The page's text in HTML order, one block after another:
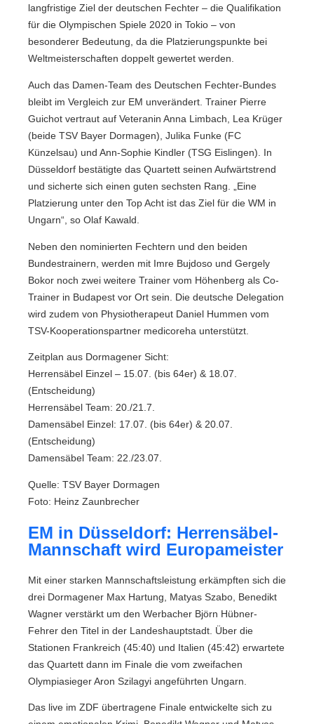
langfristige Ziel der deutschen Fechter – die Qualifikation
für die Olympischen Spiele 2020 in Tokio – von
besonderer Bedeutung, da die Platzierungspunkte bei
Weltmeisterschaften doppelt gewertet werden.
Auch das Damen-Team des Deutschen Fechter-Bundes
bleibt im Vergleich zur EM unverändert. Trainer Pierre
Guichot vertraut auf Veteranin Anna Limbach, Lea Krüger
(beide TSV Bayer Dormagen), Julika Funke (FC
Künzelsau) und Ann-Sophie Kindler (TSG Eislingen). In
Düsseldorf bestätigte das Quartett seinen Aufwärtstrend
und sicherte sich einen guten sechsten Rang. „Eine
Platzierung unter den Top Acht ist das Ziel für die WM in
Ungarn“, so Olaf Kawald.
Neben den nominierten Fechtern und den beiden
Bundestrainern, werden mit Imre Bujdoso und Gergely
Bokor noch zwei weitere Trainer vom Höhenberg als Co-
Trainer in Budapest vor Ort sein. Die deutsche Delegation
wird zudem von Physiotherapeut Daniel Hummen vom
TSV-Kooperationspartner medicoreha unterstützt.
Zeitplan aus Dormagener Sicht:
Herrensäbel Einzel – 15.07. (bis 64er) & 18.07.
(Entscheidung)
Herrensäbel Team: 20./21.7.
Damensäbel Einzel: 17.07. (bis 64er) & 20.07.
(Entscheidung)
Damensäbel Team: 22./23.07.
Quelle: TSV Bayer Dormagen
Foto: Heinz Zaunbrecher
EM in Düsseldorf: Herrensäbel-
Mannschaft wird Europameister
Mit einer starken Mannschaftsleistung erkämpften sich die
drei Dormagener Max Hartung, Matyas Szabo, Benedikt
Wagner verstärkt um den Werbacher Björn Hübner-
Fehrer den Titel in der Landeshauptstadt. Über die
Stationen Frankreich (45:40) und Italien (45:42) erwartete
das Quartett dann im Finale die vom zweifachen
Olympiasieger Aron Szilagyi angeführten Ungarn.
Das live im ZDF übertragene Finale entwickelte sich zu